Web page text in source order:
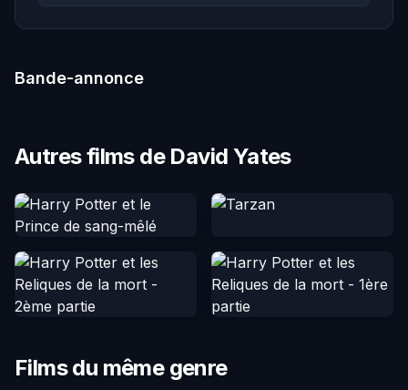
Bande-annonce
Autres films de David Yates
Films du même genre